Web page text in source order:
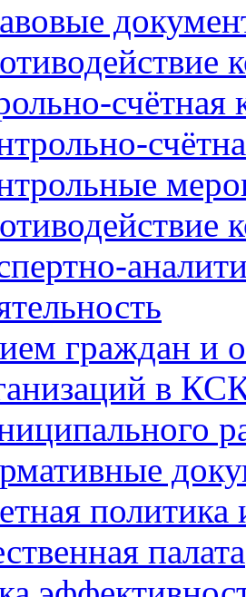
счётная
граждан и
в
политика
палата